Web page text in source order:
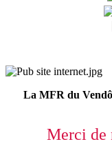
La MFR du
Merci